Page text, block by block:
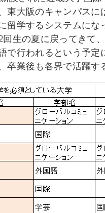
東大阪のキャンパスに
留学するシステムに
生の夏に戻ってきて
で行われるという予
卒業後も各界で活躍す